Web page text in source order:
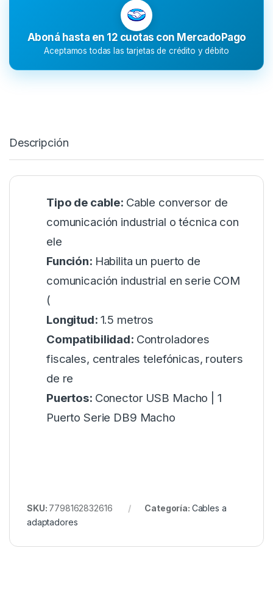
Aboná hasta en 12 cuotas con MercadoPago
Aceptamos todas las tarjetas de crédito y débito
Descripción
Tipo de cable: Cable conversor de
comunicación industrial o técnica con
ele
Función: Habilita un puerto de
comunicación industrial en serie COM
(
Longitud: 1.5 metros
Compatibilidad: Controladores
fiscales, centrales telefónicas, routers
de re
Puertos: Conector USB Macho | 1
Puerto Serie DB9 Macho
SKU: 7798162832616 Categoría: Cables a
adaptadores